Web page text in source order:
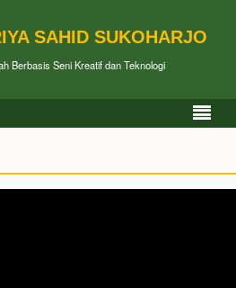
SAHID SUKOHARJO
Berbasis Seni Kreatif dan Teknologi